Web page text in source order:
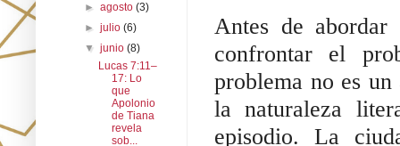
Antes de abordar
confrontar el
problema no es
la naturaleza
episodio. La
►agosto(3)
►julio(6)
▼junio(8)
Lucas 7:11–
17: Lo
que
Apolonio
de Tiana
revela
sob...